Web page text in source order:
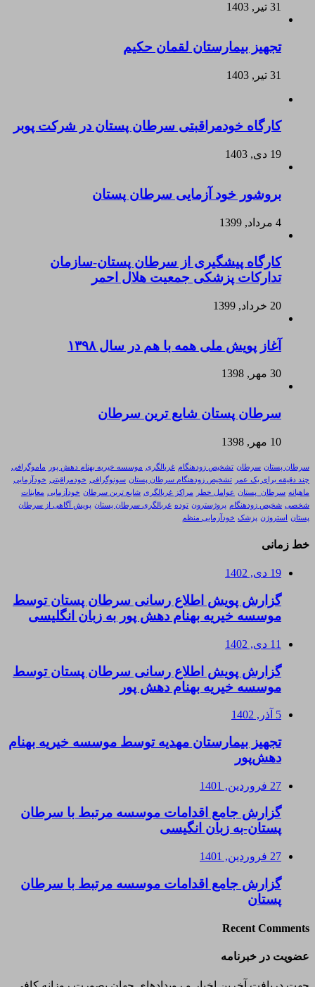
31 تیر, 1403
تجهیز بیمارستان لقمان حکیم
31 تیر, 1403
کارگاه خودمراقبتی سرطان پستان در شرکت پوبر
19 دی, 1403
بروشور خود آزمایی سرطان پستان
4 مرداد, 1399
کارگاه پیشگیری از سرطان پستان-سازمان
تدارکات پزشکی جمعیت هلال احمر
20 خرداد, 1399
آغاز پویش ملی همه با هم در سال ۱۳۹۸
30 مهر, 1398
سرطان پستان شایع ترین سرطان
10 مهر, 1398
سرطان پستان سرطان تشخیص زودهنگام غربالگری موسسه خیریه بهنام دهش پور
ماموگرافی
چند دقیقه برای یک عمر
تشخیص زودهنگام سرطان پستان سونوگرافی خودمراقبتی خودآزمایی
ماهیانه سرطان_پستان عوامل خطر مراکز غربالگری شایع ترین سرطان خودآزمایی معاینات
شخصی شخیص زودهنگام پروژسترون توده غربالگری سرطان پستان پویش آگاهی از سرطان
پستان
استروژن پزشک خودآزمایی منظم
خط زمانی
19 دی, 1402
گزارش پویش اطلاع رسانی سرطان پستان توسط
موسسه خیریه بهنام دهش پور به زبان انگلیسی
11 دی, 1402
گزارش پویش اطلاع رسانی سرطان پستان توسط
موسسه خیریه بهنام دهش پور
5 آذر, 1402
تجهیز بیمارستان مهدیه توسط موسسه خیریه بهنام
دهش‌پور
27 فروردین, 1401
گزارش جامع اقدامات موسسه مرتبط با سرطان
پستان-به زبان انگیسی
27 فروردین, 1401
گزارش جامع اقدامات موسسه مرتبط با سرطان
پستان
Recent Comments
عضویت در خبرنامه